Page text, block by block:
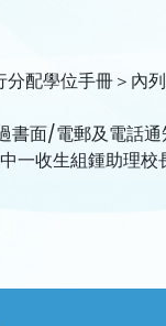
分配學位手冊＞內
書面/電郵及電話
一收生組鍾助理校